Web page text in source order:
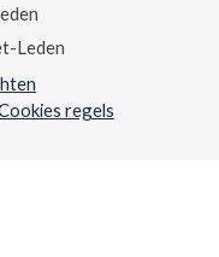
Leden
regels